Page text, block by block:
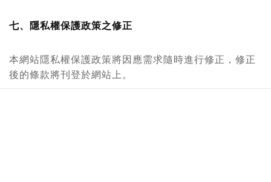
七、隱私權保護政策之修正
本網站隱私權保護政策將因應需求隨時進行修正，修正
後的條款將刊登於網站上。